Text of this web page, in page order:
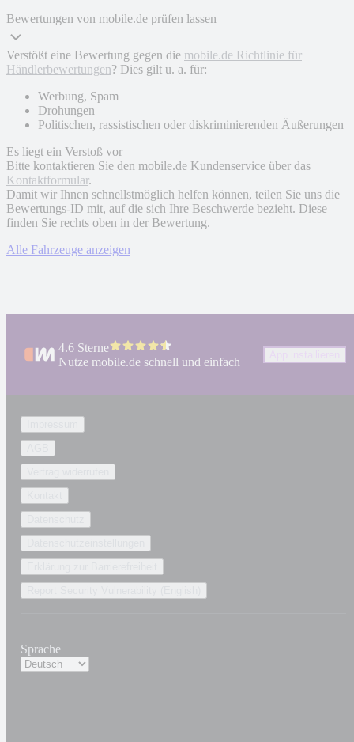
Bewertungen von mobile.de prüfen lassen
Verstößt eine Bewertung gegen die mobile.de Richtlinie für
Händlerbewertungen? Dies gilt u. a. für:
Werbung, Spam
Drohungen
Politischen, rassistischen oder diskriminierenden Äußerungen
Es liegt ein Verstoß vor
Bitte kontaktieren Sie den mobile.de Kundenservice über das
Kontaktformular.
Damit wir Ihnen schnellstmöglich helfen können, teilen Sie uns die
Bewertungs-ID mit, auf die sich Ihre Beschwerde bezieht. Diese
finden Sie rechts oben in der Bewertung.
Alle Fahrzeuge anzeigen
4.6 Sterne
Nutze mobile.de schnell und einfach
Sprache